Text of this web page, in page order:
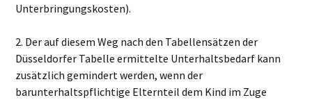
Unterbringungskosten).
2. Der auf diesem Weg nach den Tabellensätzen der
Düsseldorfer Tabelle ermittelte Unterhaltsbedarf kann
zusätzlich gemindert werden, wenn der
barunterhaltspflichtige Elternteil dem Kind im Zuge